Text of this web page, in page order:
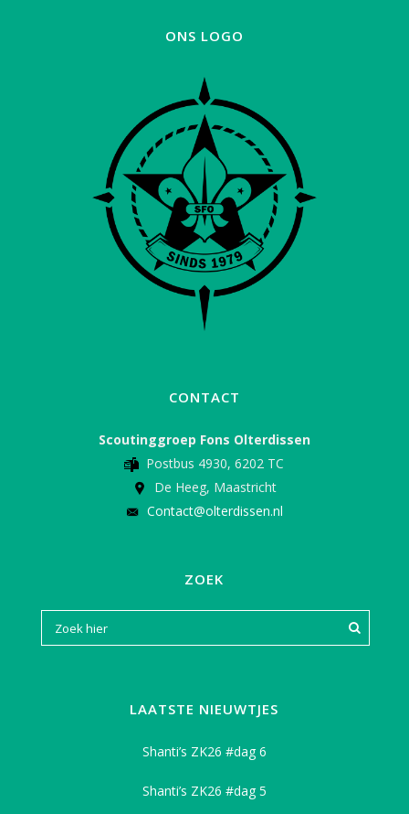
ONS LOGO
CONTACT
Scoutinggroep Fons Olterdissen
Postbus 4930, 6202 TC
De Heeg, Maastricht
Contact@olterdissen.nl
ZOEK
LAATSTE NIEUWTJES
Shanti’s ZK26 #dag 6
Shanti’s ZK26 #dag 5